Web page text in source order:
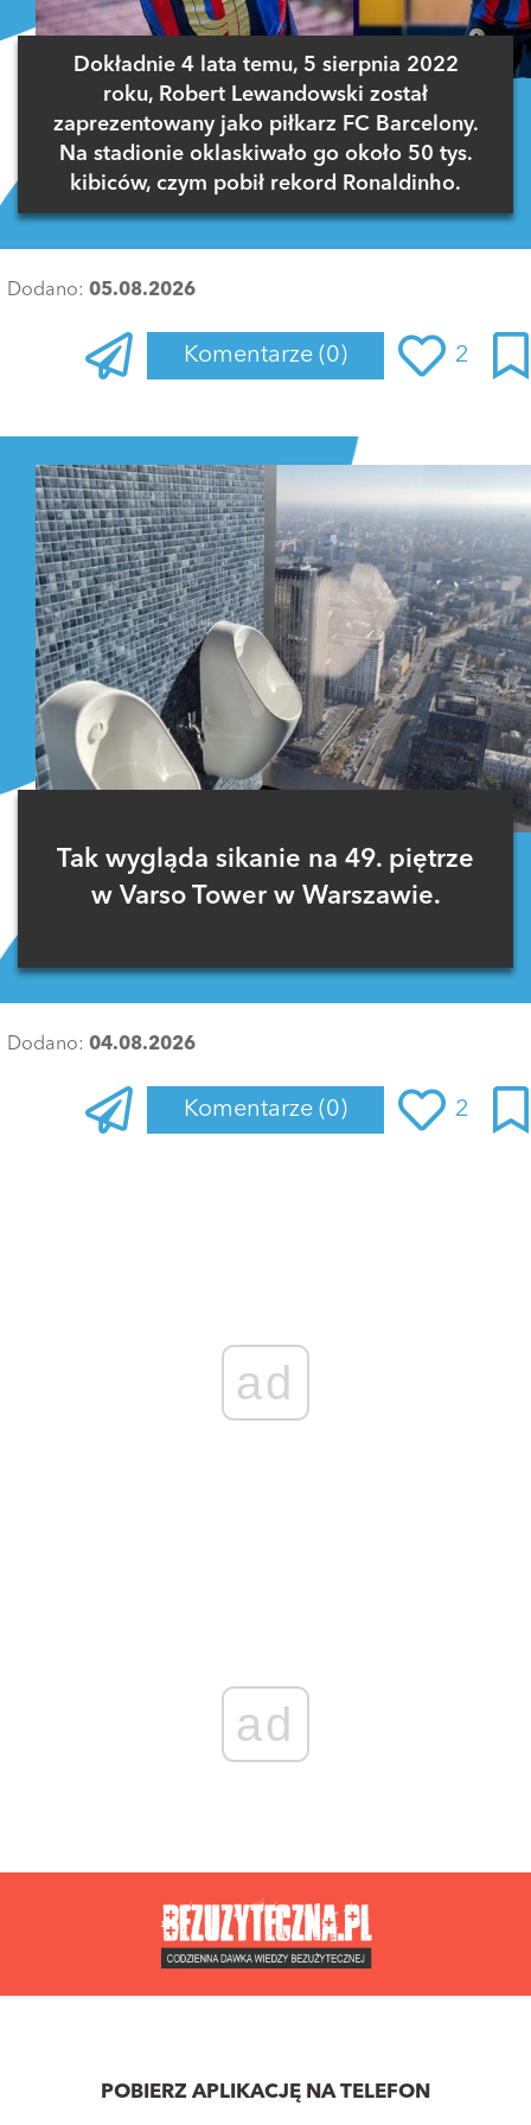
Dokładnie 4 lata temu, 5 sierpnia 2022
roku, Robert Lewandowski został
zaprezentowany jako piłkarz FC Barcelony.
Na stadionie oklaskiwało go około 50 tys.
kibiców, czym pobił rekord Ronaldinho.
Dodano: 05.08.2026
Komentarze (0) 2
Tak wygląda sikanie na 49. piętrze
w Varso Tower w Warszawie.
Dodano: 04.08.2026
Komentarze (0) 2
ad
ad
POBIERZ APLIKACJĘ NA TELEFON